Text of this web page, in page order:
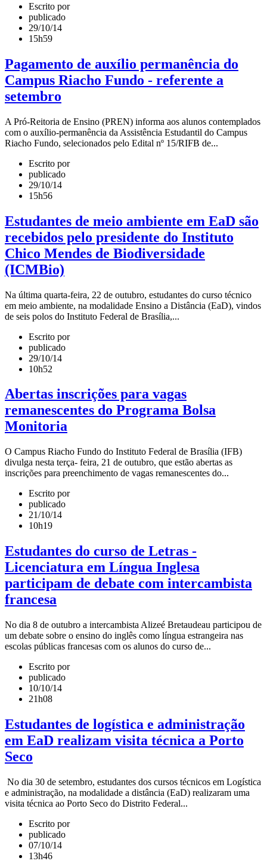
Escrito por
publicado
29/10/14
15h59
Pagamento de auxílio permanência do
Campus Riacho Fundo - referente a
setembro
A Pró-Reitoria de Ensino (PREN) informa aos alunos contemplados
com o auxílio-permanência da Assistência Estudantil do Campus
Riacho Fundo, selecionados pelo Edital nº 15/RIFB de...
Escrito por
publicado
29/10/14
15h56
Estudantes de meio ambiente em EaD são
recebidos pelo presidente do Instituto
Chico Mendes de Biodiversidade
(ICMBio)
Na última quarta-feira, 22 de outubro, estudantes do curso técnico
em meio ambiente, na modalidade Ensino a Distância (EaD), vindos
de seis polos do Instituto Federal de Brasília,...
Escrito por
publicado
29/10/14
10h52
Abertas inscrições para vagas
remanescentes do Programa Bolsa
Monitoria
O Campus Riacho Fundo do Instituto Federal de Brasília (IFB)
divulga nesta terça- feira, 21 de outubro, que estão abertas as
inscrições para preenchimento de vagas remanescentes do...
Escrito por
publicado
21/10/14
10h19
Estudantes do curso de Letras -
Licenciatura em Língua Inglesa
participam de debate com intercambista
francesa
No dia 8 de outubro a intercambista Alizeé Bretaudeau participou de
um debate sobre o ensino do inglês como língua estrangeira nas
escolas públicas francesas com os alunos do curso de...
Escrito por
publicado
10/10/14
21h08
Estudantes de logística e administração
em EaD realizam visita técnica a Porto
Seco
No dia 30 de setembro, estudantes dos cursos técnicos em Logística
e administração, na modalidade a distância (EaD) realizaram uma
visita técnica ao Porto Seco do Distrito Federal...
Escrito por
publicado
07/10/14
13h46